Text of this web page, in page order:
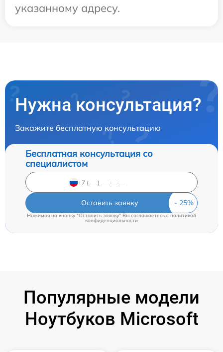
указанному адресу.
Нужна консультация?
Закажите бесплатную консультацию
Бесплатная консультация со
специалистом
Оставить заявку
Нажимая на кнопку "Оставить заявку" Вы соглашаетесь c политикой
конфиденциальности
Популярные модели
Ноутбуков Microsoft